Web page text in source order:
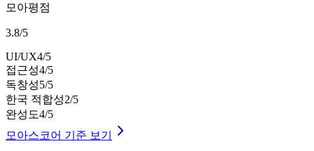
모아평점
3.8/5
UI/UX4/5
접근성4/5
독창성5/5
한국 적합성2/5
완성도4/5
모아스코어 기준 보기